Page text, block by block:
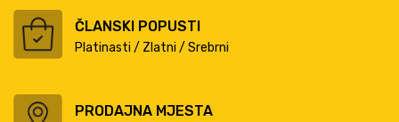
ČLANSKI POPUSTI
Platinasti / Zlatni / Srebrni
PRODAJNA MJESTA